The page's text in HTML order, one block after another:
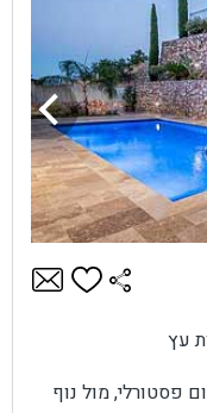
פסטורלי, מול נוף